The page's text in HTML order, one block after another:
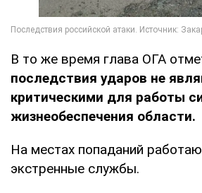
В то же время глава ОГА
последствия ударов не
критическими для работы
жизнеобеспечения области.
На местах попаданий
экстренные службы.